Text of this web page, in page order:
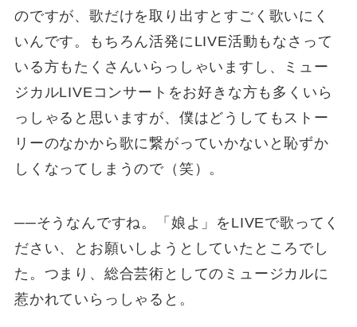
のですが、歌だけを取り出すとすごく歌いにく
いんです。もちろん活発にLIVE活動もなさって
いる方もたくさんいらっしゃいますし、ミュー
ジカルLIVEコンサートをお好きな方も多くいら
っしゃると思いますが、僕はどうしてもストー
リーのなかから歌に繋がっていかないと恥ずか
しくなってしまうので（笑）。
──そうなんですね。「娘よ」をLIVEで歌ってく
ださい、とお願いしようとしていたところでし
た。つまり、総合芸術としてのミュージカルに
惹かれていらっしゃると。